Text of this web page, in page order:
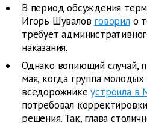
В период обсуждения
Игорь Шувалов говорило
требует
наказания.
Однако вопиющий случай,
мая, когда группа
вседорожнике устроила в
потребовал
решения. Так, глава